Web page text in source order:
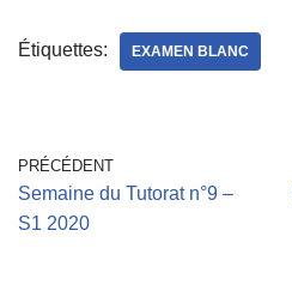
Étiquettes: EXAMEN BLANC
PRÉCÉDENT
Semaine du Tutorat n°9 –
S1 2020